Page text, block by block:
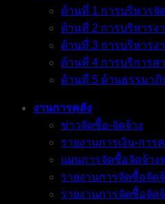
ด้านที่ 1 การบริหารจั
ด้านที่ 2 การบริหาร
ด้านที่ 3 การบริหารง
ด้านที่ 4 การบริการส
ด้านที่ 5 ด้านธรรมาภิ
งานการคลัง
ข่าวจัดซื้อ-จัดจ้าง
รายงานการเงิน-การ
แผนการจัดซื้อจัดจ้า
รายงานการจัดซื้อจัด
รายงานการจัดซื้อจัด